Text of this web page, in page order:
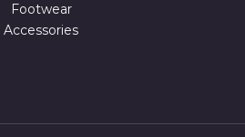
Footwear
Accessories